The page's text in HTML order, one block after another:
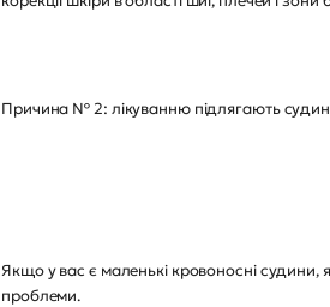
Причина № 2: лікуванню підлягають
Якщо у вас є маленькі кровоносні судини,
проблеми.